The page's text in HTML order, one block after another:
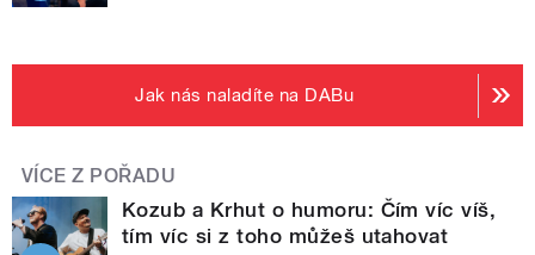
Jak nás naladíte na DABu
VÍCE Z POŘADU
Kozub a Krhut o humoru: Čím víc víš,
tím víc si z toho můžeš utahovat